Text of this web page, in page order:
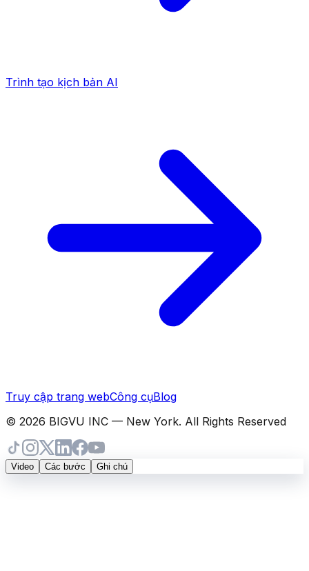
Trình tạo kịch bản AI
Truy cập trang webCông cụBlog
© 2026 BIGVU INC — New York. All Rights Reserved
Video Các bước Ghi chú